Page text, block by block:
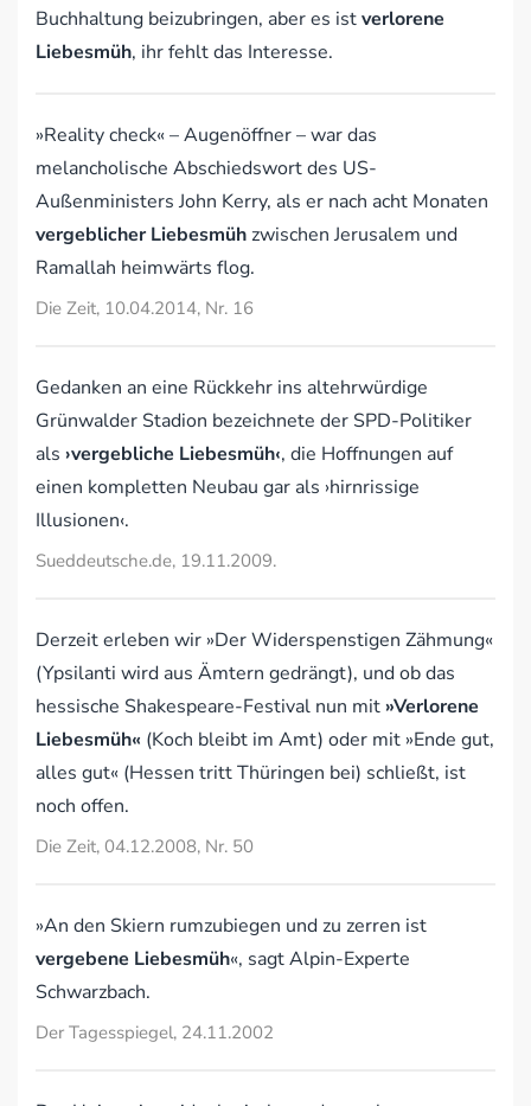
Buchhaltung beizubringen, aber es istverlorene
Liebesmüh, ihr fehlt das Interesse.
»Reality check« – Augenöffner – war das
melancholische Abschiedswort des US-
Außenministers John Kerry, als er nach acht Monaten
vergeblicher Liebesmühzwischen Jerusalem und
Ramallah heimwärts flog.
Die Zeit, 10.04.2014, Nr. 16
Gedanken an eine Rückkehr ins altehrwürdige
Grünwalder Stadion bezeichnete der SPD-Politiker
als ›vergebliche Liebesmüh‹, die Hoffnungen auf
einen kompletten Neubau gar als ›hirnrissige
Illusionen‹.
Sueddeutsche.de, 19.11.2009.
Derzeit erleben wir »Der Widerspenstigen Zähmung«
(Ypsilanti wird aus Ämtern gedrängt), und ob das
hessische Shakespeare-Festival nun mit»Verlorene
Liebesmüh« (Koch bleibt im Amt) oder mit »Ende gut,
alles gut« (Hessen tritt Thüringen bei) schließt, ist
noch offen.
Die Zeit, 04.12.2008, Nr. 50
»An den Skiern rumzubiegen und zu zerren ist
vergebene Liebesmüh«, sagt Alpin-Experte
Schwarzbach.
Der Tagesspiegel, 24.11.2002